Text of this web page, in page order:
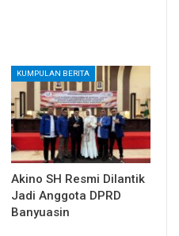
KUMPULAN BERITA
Akino SH Resmi Dilantik
Jadi Anggota DPRD
Banyuasin